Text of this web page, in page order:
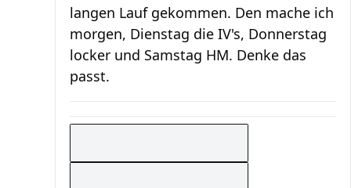
langen Lauf gekommen. Den mache ich
morgen, Dienstag die IV's, Donnerstag
locker und Samstag HM. Denke das
passt.